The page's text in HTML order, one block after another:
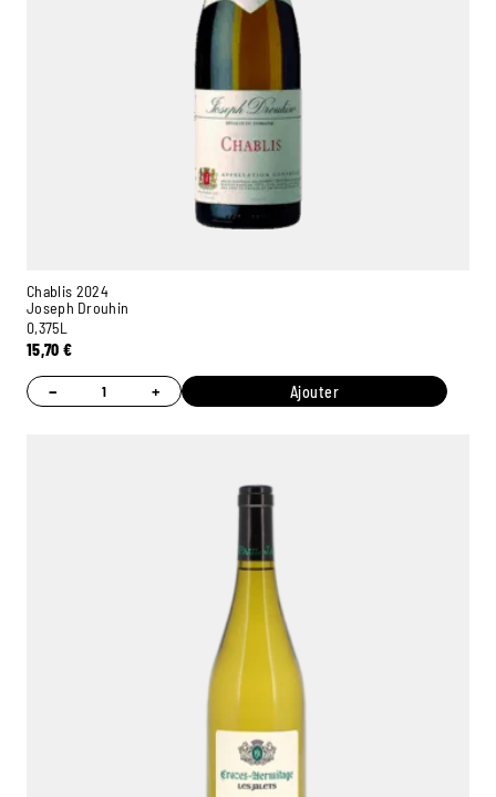
Chablis 2024
Joseph Drouhin
0,375L
15,70€
− + Ajouter